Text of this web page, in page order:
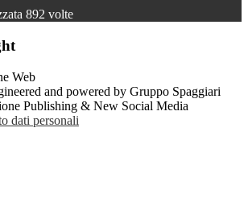
892 volte
and powered by Gruppo Spaggiari
Publishing & New Social Media
dati personali